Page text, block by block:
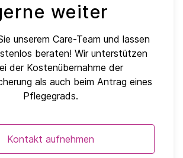
weiter
unserem Care-Team und lassen
beraten! Wir unterstützen
der Kostenübernahme der
als auch beim Antrag eines
Pflegegrads.
Kontakt aufnehmen